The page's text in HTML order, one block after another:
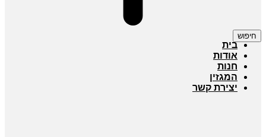
חיפוש
בית
אודות
חנות
המגזין
יצירת קשר